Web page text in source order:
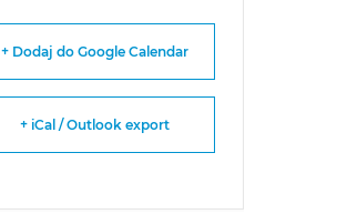
+ Dodaj do Google Calendar
+ iCal / Outlook export